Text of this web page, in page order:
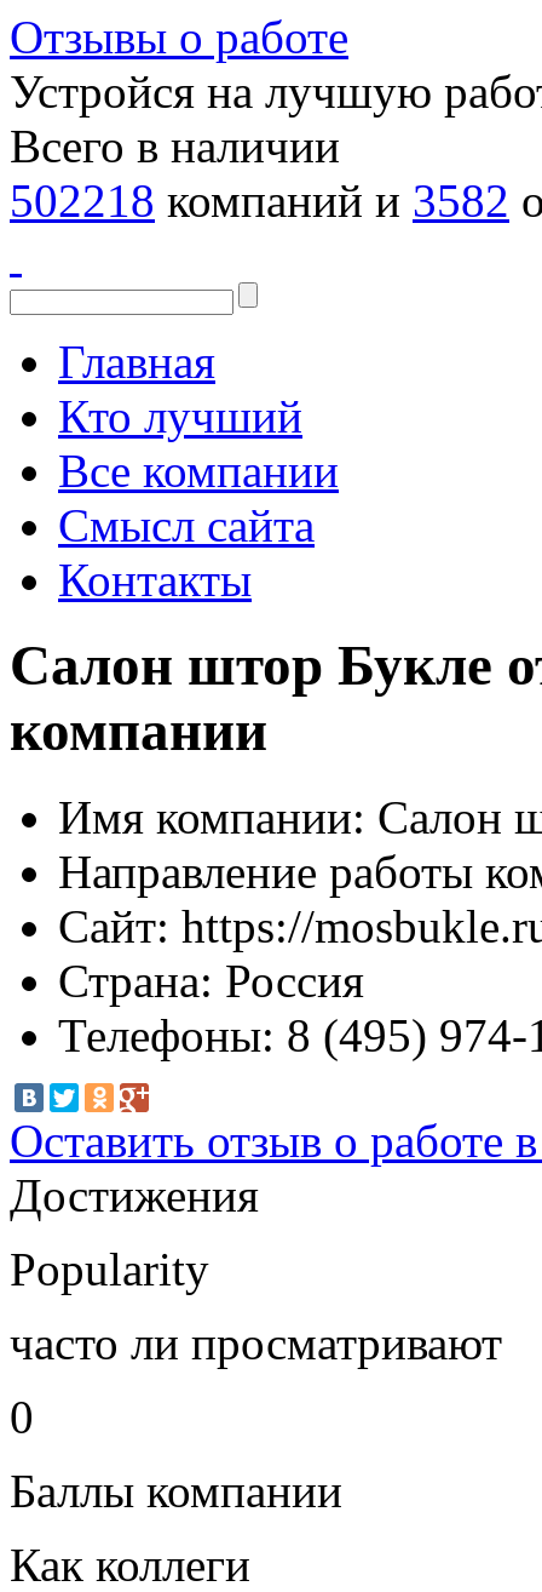
Отзывы о работе
Устройся на лучшую
Всего в наличии
502218 компаний и 3582
Главная
Кто лучший
Все компании
Смысл сайта
Контакты
Салон штор Букле
компании
Имя компании: Салон
Направление работы
Сайт: https://
Страна: Россия
Телефоны: 8 (495) 974-
Оставить отзыв о работе
Достижения
Popularity
часто ли просматривают
0
Баллы компании
Как коллеги